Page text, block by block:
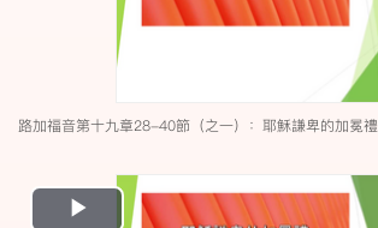
路加福音第十九章28-40節（之一）：耶穌謙卑的加冕禮
Play